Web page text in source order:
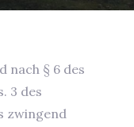
nach § 6 des
3 des
zwingend